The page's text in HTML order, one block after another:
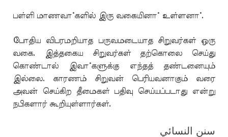
பள்ளி மாணவா்களில் இரு வகையினா் உள்ளனா்.
போதிய விபரமறியாத பருவமடையாத சிறுவர்கள் ஒரு
வகை. இத்தகைய சிறுவர்கள் தற்கொலை செய்து
கொண்டால் இவா்களுக்கு எந்தத் தண்டனையும்
இல்லை. காரணம் சிறுவன் பெரியவனாகும் வரை
அவன் செய்கிற தீமைகள் பதிவு செய்யப்படாது என்று
நபிகளார் கூறியுள்ளார்கள்.
سنن النسائي